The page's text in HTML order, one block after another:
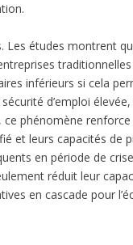
Les études montrent
inférieurs si cela
d’emploi
phénomène
et leurs capacités de
en période de
réduit leur
en cascade pour